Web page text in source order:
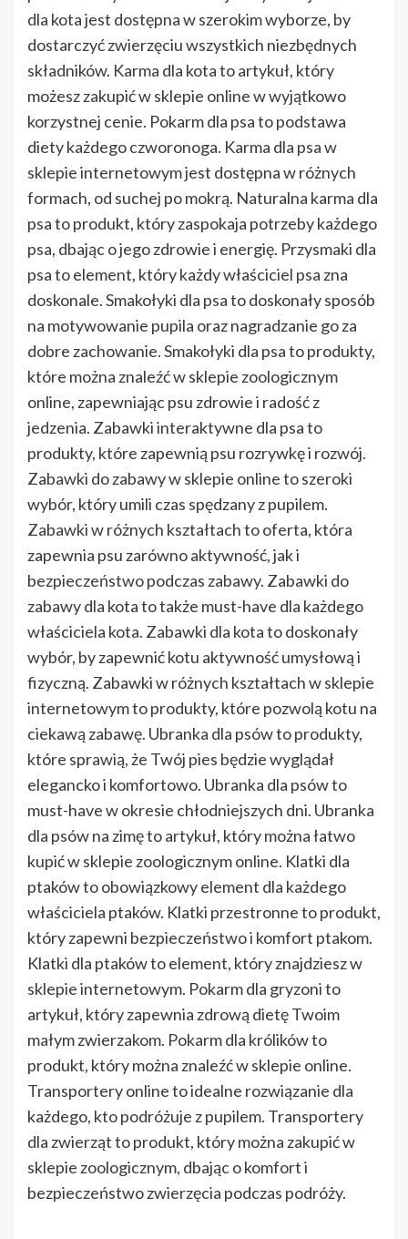
dla kota jest dostępna w szerokim wyborze, by
dostarczyć zwierzęciu wszystkich niezbędnych
składników. Karma dla kota to artykuł, który
możesz zakupić w sklepie online w wyjątkowo
korzystnej cenie. Pokarm dla psa to podstawa
diety każdego czworonoga. Karma dla psa w
sklepie internetowym jest dostępna w różnych
formach, od suchej po mokrą. Naturalna karma dla
psa to produkt, który zaspokaja potrzeby każdego
psa, dbając o jego zdrowie i energię. Przysmaki dla
psa to element, który każdy właściciel psa zna
doskonale. Smakołyki dla psa to doskonały sposób
na motywowanie pupila oraz nagradzanie go za
dobre zachowanie. Smakołyki dla psa to produkty,
które można znaleźć w sklepie zoologicznym
online, zapewniając psu zdrowie i radość z
jedzenia. Zabawki interaktywne dla psa to
produkty, które zapewnią psu rozrywkę i rozwój.
Zabawki do zabawy w sklepie online to szeroki
wybór, który umili czas spędzany z pupilem.
Zabawki w różnych kształtach to oferta, która
zapewnia psu zarówno aktywność, jak i
bezpieczeństwo podczas zabawy. Zabawki do
zabawy dla kota to także must-have dla każdego
właściciela kota. Zabawki dla kota to doskonały
wybór, by zapewnić kotu aktywność umysłową i
fizyczną. Zabawki w różnych kształtach w sklepie
internetowym to produkty, które pozwolą kotu na
ciekawą zabawę. Ubranka dla psów to produkty,
które sprawią, że Twój pies będzie wyglądał
elegancko i komfortowo. Ubranka dla psów to
must-have w okresie chłodniejszych dni. Ubranka
dla psów na zimę to artykuł, który można łatwo
kupić w sklepie zoologicznym online. Klatki dla
ptaków to obowiązkowy element dla każdego
właściciela ptaków. Klatki przestronne to produkt,
który zapewni bezpieczeństwo i komfort ptakom.
Klatki dla ptaków to element, który znajdziesz w
sklepie internetowym. Pokarm dla gryzoni to
artykuł, który zapewnia zdrową dietę Twoim
małym zwierzakom. Pokarm dla królików to
produkt, który można znaleźć w sklepie online.
Transportery online to idealne rozwiązanie dla
każdego, kto podróżuje z pupilem. Transportery
dla zwierząt to produkt, który można zakupić w
sklepie zoologicznym, dbając o komfort i
bezpieczeństwo zwierzęcia podczas podróży.